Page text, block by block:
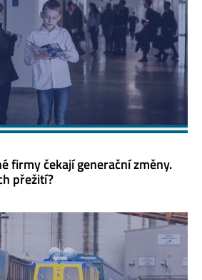
firmy čekají generační změny.
přežití?